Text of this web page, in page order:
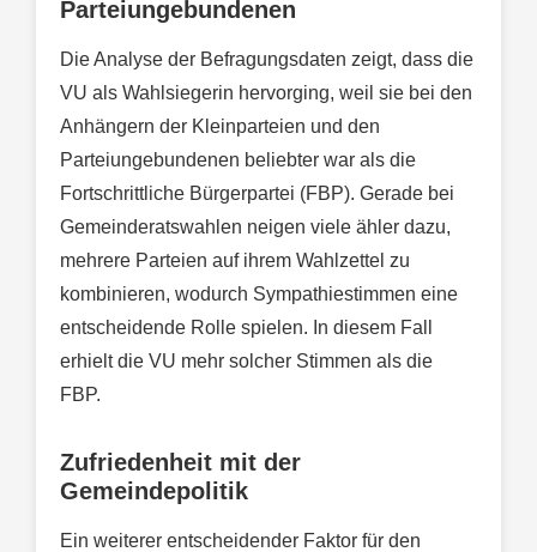
Parteiungebundenen
Die Analyse der Befragungsdaten zeigt, dass die
VU als Wahlsiegerin hervorging, weil sie bei den
Anhängern der Kleinparteien und den
Parteiungebundenen beliebter war als die
Fortschrittliche Bürgerpartei (FBP). Gerade bei
Gemeinderatswahlen neigen viele ähler dazu,
mehrere Parteien auf ihrem Wahlzettel zu
kombinieren, wodurch Sympathiestimmen eine
entscheidende Rolle spielen. In diesem Fall
erhielt die VU mehr solcher Stimmen als die
FBP.
Zufriedenheit mit der
Gemeindepoliti k
Ein weiterer entscheidender Faktor für den